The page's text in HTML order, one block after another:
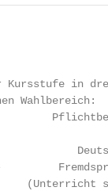
Kursstufe in
Wahlbereich:
(Unterricht